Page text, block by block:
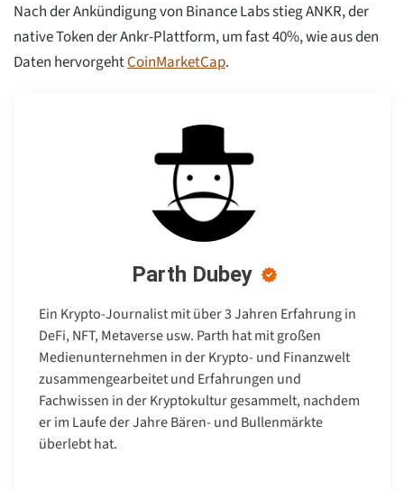
Nach der Ankündigung von Binance Labs stieg ANKR, der
native Token der Ankr-Plattform, um fast 40%, wie aus den
Daten hervorgehtCoinMarketCap.
Parth Dubey
Ein Krypto-Journalist mit über 3 Jahren Erfahrung in
DeFi, NFT, Metaverse usw. Parth hat mit großen
Medienunternehmen in der Krypto- und Finanzwelt
zusammengearbeitet und Erfahrungen und
Fachwissen in der Kryptokultur gesammelt, nachdem
er im Laufe der Jahre Bären- und Bullenmärkte
überlebt hat.